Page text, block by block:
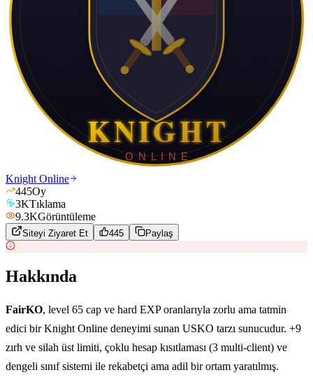
Knight Online
445Oy
3KTıklama
9.3KGörüntüleme
Siteyi Ziyaret Et 445 Paylaş
Hakkında
FairKO, level 65 cap ve hard EXP oranlarıyla zorlu ama tatmin
edici bir Knight Online deneyimi sunan USKO tarzı sunucudur. +9
zırh ve silah üst limiti, çoklu hesap kısıtlaması (3 multi-client) ve
dengeli sınıf sistemi ile rekabetçi ama adil bir ortam yaratılmış.